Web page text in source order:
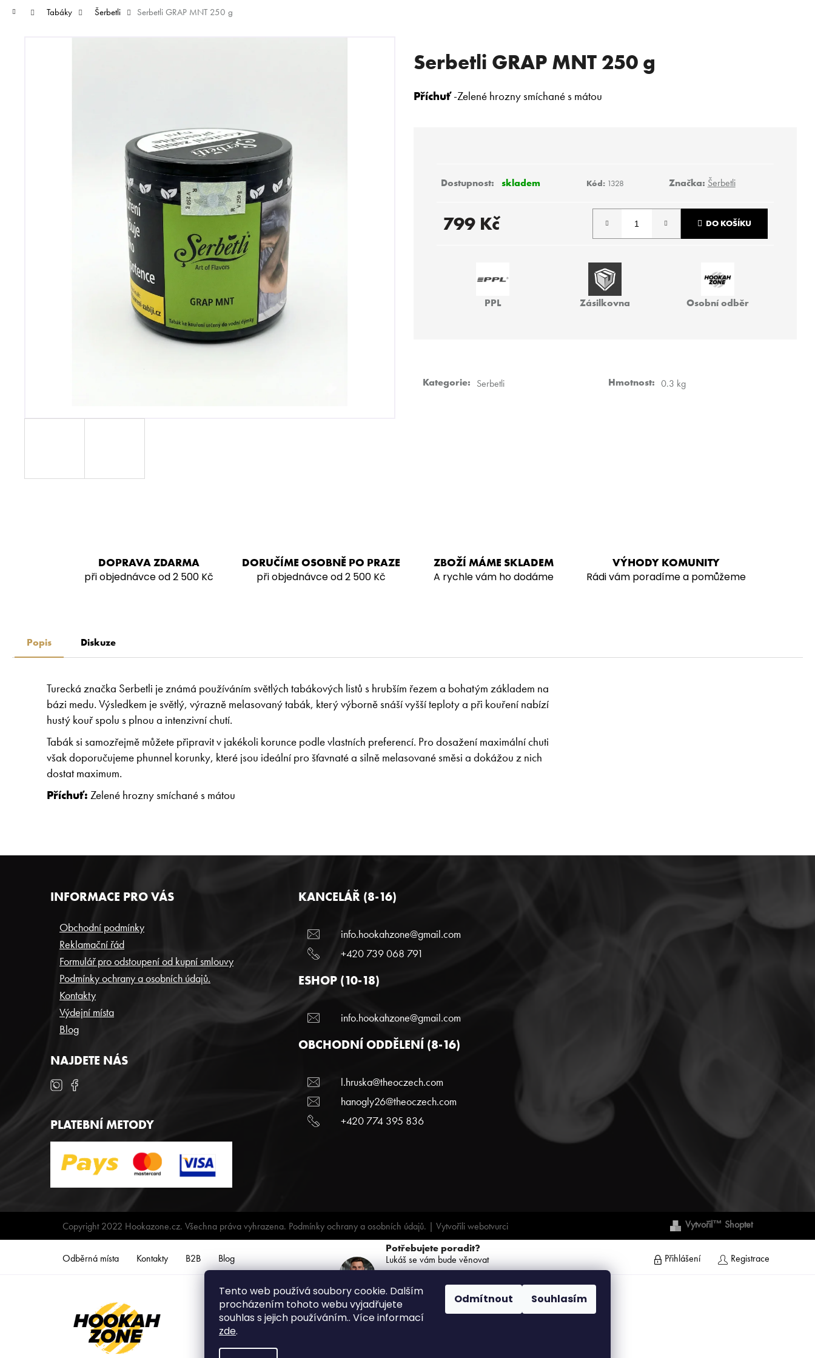
Tento web používá soubory cookie. Dalším
procházením tohoto webu vyjadřujete
souhlas s jejich používáním.. Více informací
zde.
Odmítnout Souhlasím
Přejít
Domů Tabáky Šerbetli Serbetli GRAP MNT 250 g
Serbetli GRAP MNT 250 g
Příchuť-Zelené hrozny smíchané s mátou
skladem Kód: 1328 Značka: Šerbetli
799 Kč DO KOŠÍKU
PPL Zásilkovna Osobní odběr
Kategorie: Serbetli Hmotnost: 0.3 kg
DOPRAVA ZDARMA
při objednávce od 2 500 Kč
DORUČÍME OSOBNĚ PO PRAZE
při objednávce od 2 500 Kč
ZBOŽÍ MÁME SKLADEM
A rychle vám ho dodáme
VÝHODY KOMUNITY
Rádi vám poradíme a pomůžeme
Popis Diskuze
Turecká značka Serbetli je známá používáním světlých tabákových listů s hrubším řezem a bohatým základem na
bázi medu. Výsledkem je světlý, výrazně melasovaný tabák, který výborně snáší vyšší teploty a při kouření nabízí
hustý kouř spolu s plnou a intenzivní chutí.
Tabák si samozřejmě můžete připravit v jakékoli korunce podle vlastních preferencí. Pro dosažení maximální chuti
však doporučujeme phunnel korunky, které jsou ideální pro šťavnaté a silně melasované směsi a dokážou z nich
dostat maximum.
Příchuť: Zelené hrozny smíchané s mátou
K
CO POTŘEBUJETE NAJÍT?
Následující
MUSTHAVE 200G - CURANT
DARKSIDE CORE 200G - SUPERNOVA
899 Kč
VODNÍ DÝMKA - VZ FREAK
4 990 Kč
INFORMACE PRO VÁS
Obchodní podmínky
Reklamační řád
Formulář pro odstoupení od kupní smlouvy
Podmínky ochrany a osobních údajů.
Kontakty
Výdejní místa
Blog
NAJDETE NÁS
PLATEBNÍ METODY
KANCELÁŘ (8-16)
info.hookahzone@gmail.com
+420 739 068 791
ESHOP (10-18)
info.hookahzone@gmail.com
OBCHODNÍ ODDĚLENÍ (8-16)
l.hruska@theoczech.com
hanogly26@theoczech.com
+420 774 395 836
Copyright 2022 Hookazone.cz. Všechna práva vyhrazena. Podmínky ochrany a osobních údajů. | Vytvořiliwebotvurci Vytvořil™ Shoptet
Odběrná místa Kontakty B2B Blog
Potřebujete poradit?
Lukáš se vám bude věnovat
(PO-PÁ: 8:00 - 16:00)
Přihlášení Registrace